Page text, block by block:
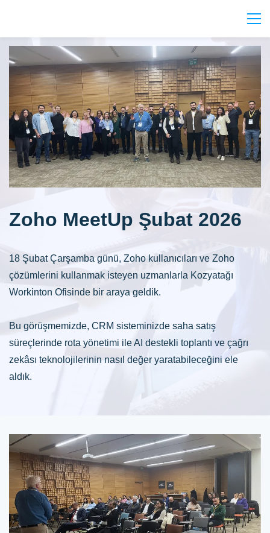
Zoho MeetUp Şubat 2026
18 Şubat Çarşamba günü, Zoho kullanıcıları ve Zoho
çözümlerini kullanmak isteyen uzmanlarla Kozyatağı
Workinton Ofisinde bir araya geldik.
Bu görüşmemizde, CRM sisteminizde saha satış
süreçlerinde rota yönetimi ile AI destekli toplantı ve çağrı
zekâsı teknolojilerinin nasıl değer yaratabileceğini ele
aldık.